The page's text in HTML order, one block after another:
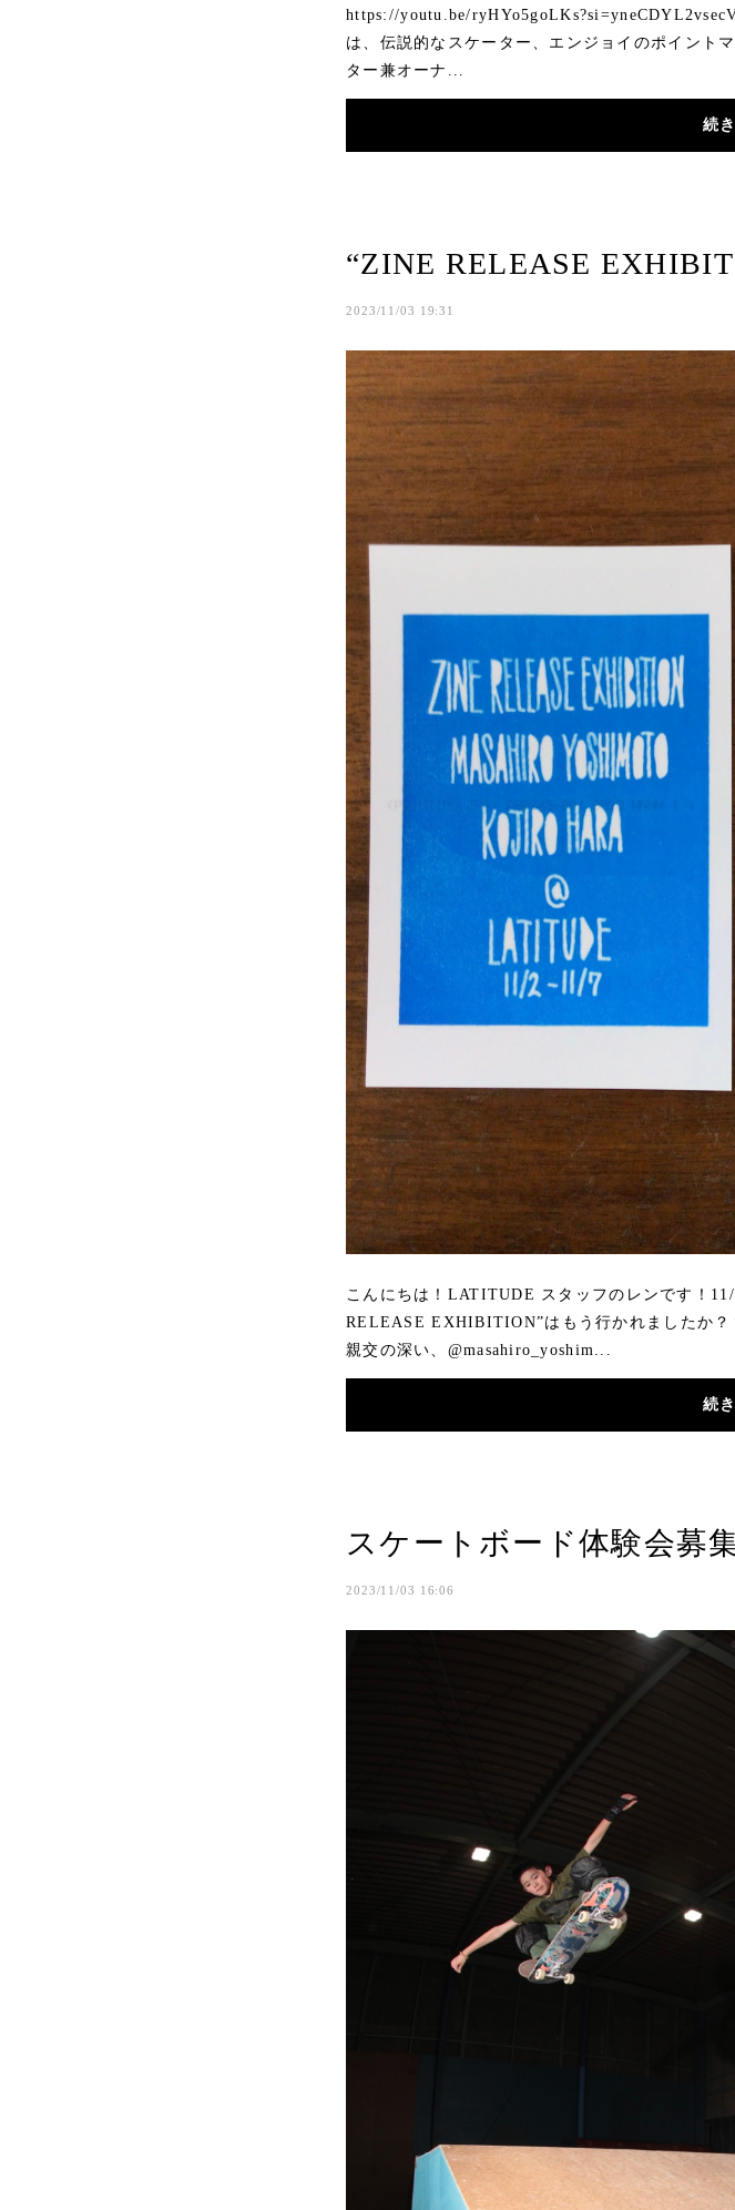
https://youtu.be/
は、伝説的なスケーター、エンジョイのポイント
ター兼オーナ...
続
“ZINE RELEASE
2023/11/03 19:31
こんにちは！LATITUDE スタッフのレンです！
RELEASE EXHIBITION”はもう行かれましたか
親交の深い、@masahiro_yoshim...
続
スケートボード体験会募集
2023/11/03 16:06